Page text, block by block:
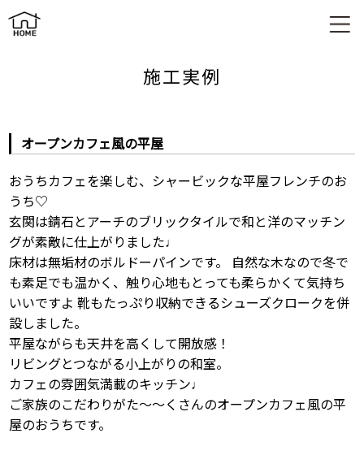
オープンカフェ風の平屋
施工実例
オープンカフェ風の平屋
おうちカフェを楽しむ、シャービックな平屋フレンチのお
うち♡
玄関は錆石とアーチのブリックタイルで和と洋のマッチン
グが素敵に仕上がりました♩
床材は無垢材のボルドーパインです。 自然な木なので冬で
も素足でも温かく、触り心地もとっても柔らかくて気持ち
いいですよ 靴もたっぷり収納できるシューズクロークを併
設しました。
平屋ながらも天井を高くして開放感！
リビングとつながる小上がりの和室。
カフェの雰囲気満載のキッチン♩
ご家族のこだわりがた～～くさんのオープンカフェ風の平
屋のおうちです。